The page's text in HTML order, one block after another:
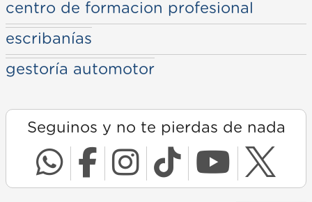
centro de formacion profesional
escribanías
gestoría automotor
Seguinos y no te pierdas de nada